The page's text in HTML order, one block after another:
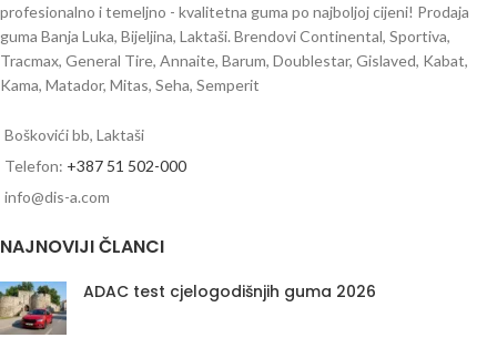
profesionalno i temeljno - kvalitetna guma po najboljoj cijeni! Prodaja
guma Banja Luka, Bijeljina, Laktaši. Brendovi Continental, Sportiva,
Tracmax, General Tire, Annaite, Barum, Doublestar, Gislaved, Kabat,
Kama, Matador, Mitas, Seha, Semperit
Boškovići bb, Laktaši
Telefon: +387 51 502-000
info@dis-a.com
NAJNOVIJI ČLANCI
ADAC test cjelogodišnjih guma 2026